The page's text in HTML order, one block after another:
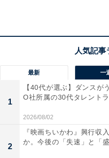
戦いに。事務所内にスパイ
んなことから眞人に疑惑の
なりたいと決意の言葉を返
鷲津は事前に罠を巡らせ
を総理秘書官の猫田（飯
生の事件隠蔽に竜崎がか
耳だ」と猫田。有馬の応
最新 一
1
【40代が選ぶ】ダンスが
O社所属の30代タレント
2026/08/02
2
『映画ちいかわ』興行収
か。今後の「失速」と「